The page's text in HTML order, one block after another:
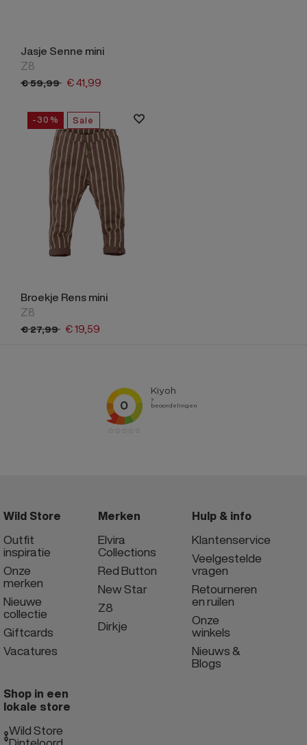
Jasje Senne mini
Z8
€59,99 €41,99
-30% Sale
Broekje Rens mini
Z8
€27,99 €19,59
Wild Store
Outfit
inspiratie
Onze
merken
Nieuwe
collectie
Giftcards
Vacatures
Merken
Elvira
Collections
Red Button
New Star
Z8
Dirkje
Hulp & info
Klantenservice
Veelgestelde
vragen
Retourneren
en ruilen
Onze
winkels
Nieuws &
Blogs
Shop in een
lokale store
Wild Store